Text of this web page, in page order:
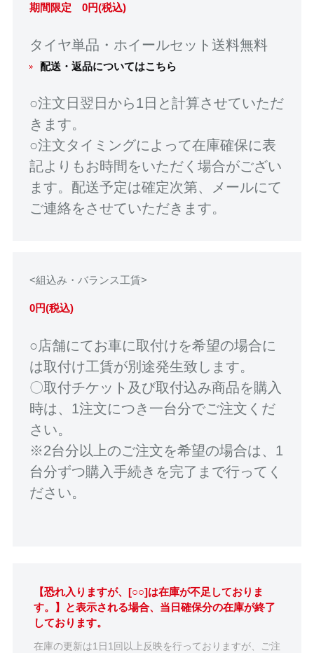
期間限定 0円(税込)
タイヤ単品・ホイールセット送料無料
配送・返品についてはこちら
○注文日翌日から1日と計算させていただ
きます。
○注文タイミングによって在庫確保に表
記よりもお時間をいただく場合がござい
ます。配送予定は確定次第、メールにて
ご連絡をさせていただきます。
<組込み・バランス工賃>
0円(税込)
○店舗にてお車に取付けを希望の場合に
は取付け工賃が別途発生致します。
〇取付チケット及び取付込み商品を購入
時は、1注文につき一台分でご注文くだ
さい。
※2台分以上のご注文を希望の場合は、1
台分ずつ購入手続きを完了まで行ってく
ださい。
【恐れ入りますが、[○○]は在庫が不足しておりま
す。】と表示される場合、当日確保分の在庫が終了
しております。
在庫の更新は1日1回以上反映を行っておりますが、ご注